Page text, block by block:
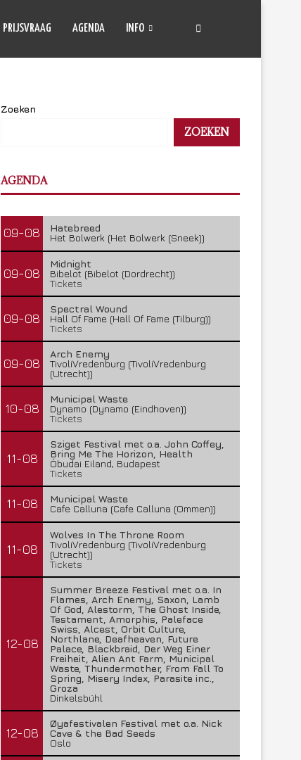
PRIJSVRAAG AGENDA INFO
Zoeken
ZOEKEN
AGENDA
09-08
Hatebreed
Het Bolwerk (Het Bolwerk (Sneek))
09-08
Midnight
Bibelot (Bibelot (Dordrecht))
Tickets
09-08
Spectral Wound
Hall Of Fame (Hall Of Fame (Tilburg))
Tickets
09-08
Arch Enemy
TivoliVredenburg (TivoliVredenburg
(Utrecht))
10-08
Municipal Waste
Dynamo (Dynamo (Eindhoven))
Tickets
11-08
Sziget Festival met o.a. John Coffey,
Bring Me The Horizon, Health
Óbudai Eiland, Budapest
Tickets
11-08
Municipal Waste
Cafe Calluna (Cafe Calluna (Ommen))
11-08
Wolves In The Throne Room
TivoliVredenburg (TivoliVredenburg
(Utrecht))
Tickets
12-08
Summer Breeze Festival met o.a. In
Flames, Arch Enemy, Saxon, Lamb
Of God, Alestorm, The Ghost Inside,
Testament, Amorphis, Paleface
Swiss, Alcest, Orbit Culture,
Northlane, Deafheaven, Future
Palace, Blackbraid, Der Weg Einer
Freiheit, Alien Ant Farm, Municipal
Waste, Thundermother, From Fall To
Spring, Misery Index, Parasite inc.,
Groza
Dinkelsbühl
12-08
Øyafestivalen Festival met o.a. Nick
Cave & the Bad Seeds
Oslo